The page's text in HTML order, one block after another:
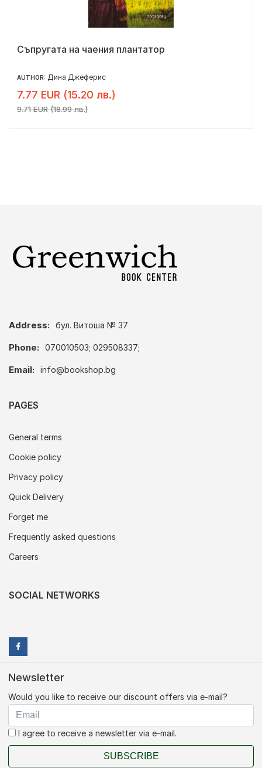
Съпругата на чаения плантатор
AUTHOR: Дина Джеферис
7.77 EUR (15.20 лв.)
9.71 EUR (18.99 лв.)
Address: бул. Витоша № 37
Phone: 070010503; 029508337;
Email: info@bookshop.bg
PAGES
General terms
Cookie policy
Privacy policy
Quick Delivery
Forget me
Frequently asked questions
Careers
SOCIAL NETWORKS
Newsletter
Would you like to receive our discount offers via e-mail?
I agree to receive a newsletter via e-mail.
SUBSCRIBE